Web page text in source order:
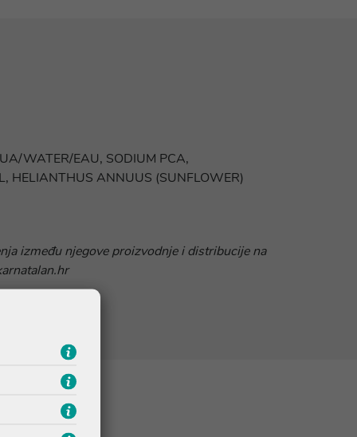
WATER/EAU, SODIUM PCA,
HELIANTHUS ANNUUS (SUNFLOWER)
između njegove proizvodnje i distribucije na